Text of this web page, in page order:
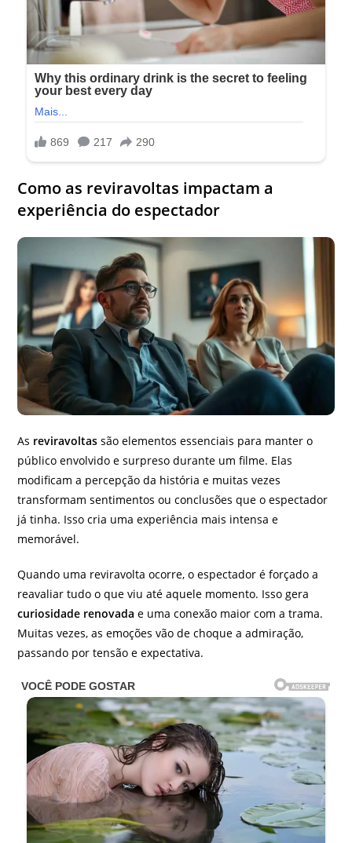
Como as reviravoltas impactam a
experiência do espectador
As reviravoltas são elementos essenciais para manter o
público envolvido e surpreso durante um filme. Elas
modificam a percepção da história e muitas vezes
transformam sentimentos ou conclusões que o espectador
já tinha. Isso cria uma experiência mais intensa e
memorável.
Quando uma reviravolta ocorre, o espectador é forçado a
reavaliar tudo o que viu até aquele momento. Isso gera
curiosidade renovada e uma conexão maior com a trama.
Muitas vezes, as emoções vão de choque a admiração,
passando por tensão e expectativa.